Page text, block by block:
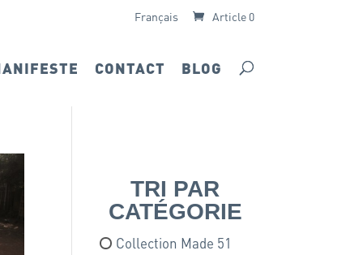
Français Article 0
CONTACT BLOG
TRI PAR
CATÉGORIE
Collection Made 51